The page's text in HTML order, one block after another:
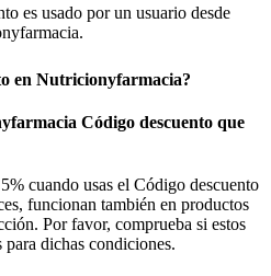
es usado por un usuario desde
en Nutricionyfarmacia?
Código descuento que
cuando usas el Código descuento
funcionan también en productos
Por favor, comprueba si estos
dichas condiciones.